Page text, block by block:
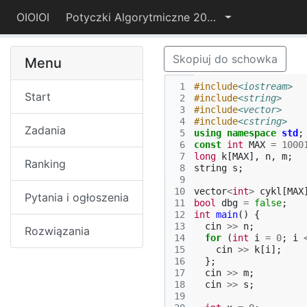
OIOIOI Potyczki Algorytmiczne 2015
Menu
Start
Zadania
Ranking
Pytania i ogłoszenia
Rozwiązania
Skopiuj do schowka
1
2
3
4
5
6
7
8
9
10
11
12
13
14
15
16
17
18
19
#include<iostream>
#include<string>
#include<vector>
#include<cstring>
using namespace std ;
const int MAX =
long
k [MAX], n, m;
string s ;
vector<int> cykl [MAX
bool
dbg = false;
int main()
{
cin >> n;
for
(int i = 0; i
cin >> k [i ];
};
cin >> m;
cin >> s ;